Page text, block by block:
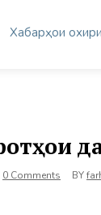
Хабарҳои
0 Comments BY